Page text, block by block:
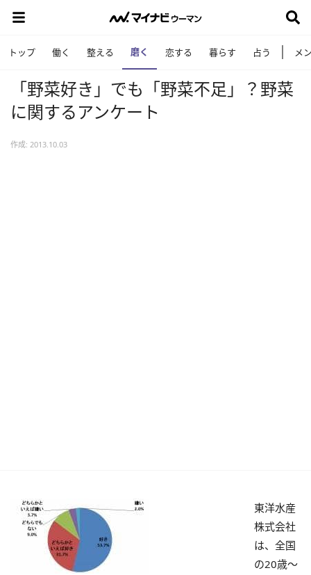
トップ 働く 整える 磨く 恋する 暮らす 占う メ
「野菜好き」でも「野菜不足」？野菜
に関するアンケート
作成: 2013.10.03
東洋水産
株式会社
は、全国
の20歳～